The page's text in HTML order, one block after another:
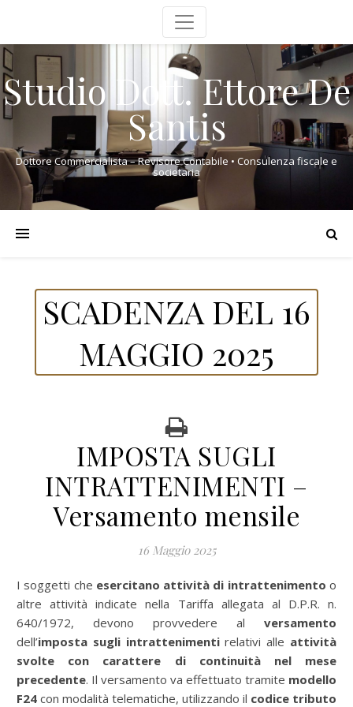
Studio Dott. Ettore De
Santis
Dottore Commercialista – Revisore Contabile • Consulenza fiscale e
societaria
SCADENZA DEL 16
MAGGIO 2025
IMPOSTA SUGLI
INTRATTENIMENTI –
Versamento mensile
16 Maggio 2025
I soggetti che esercitano attività di intrattenimento o
altre attività indicate nella Tariffa allegata al D.P.R. n.
640/1972, devono provvedere al versamento
dell’imposta sugli intrattenimentirelativi alle attività
svolte con carattere di continuità nel mese
precedente. Il versamento va effettuato tramite modello
F24 con modalità telematiche, utilizzando il codice tributo